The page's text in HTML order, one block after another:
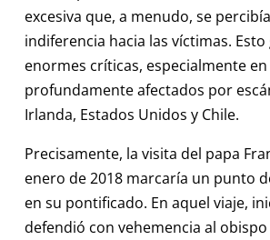
excesiva que, a menudo, se
indiferencia hacia las víctimas.
enormes críticas, especialmente en
profundamente afectados por
Irlanda, Estados Unidos y Chile.
Precisamente, la visita del papa
enero de 2018 marcaría un punto
en su pontificado. En aquel viaje,
defendió con vehemencia al obispo